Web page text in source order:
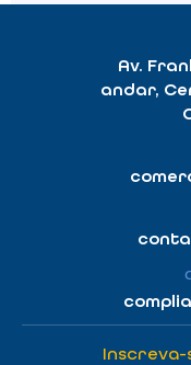
Av.
andar,
Inscreva-